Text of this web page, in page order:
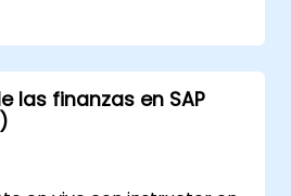
en el uso de
Fiori para reportes
contabilidad de gestión.
las finanzas en SAP